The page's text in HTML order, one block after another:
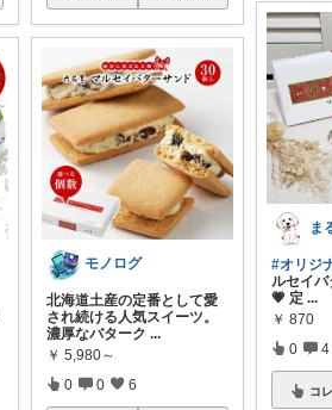
モノログ
北海道土産の定番として愛
され続ける人気スイーツ。
濃厚なバターク ...
￥ 5,980～
0 0 6
#オリジ
ルセイバ
💗 定 ...
￥ 870
0 4
コレ